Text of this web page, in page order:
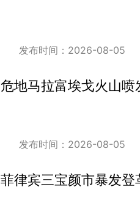
发布时间：2026-08-05
危地马拉富埃戈火山
发布时间：2026-08-05
菲律宾三宝颜市暴发